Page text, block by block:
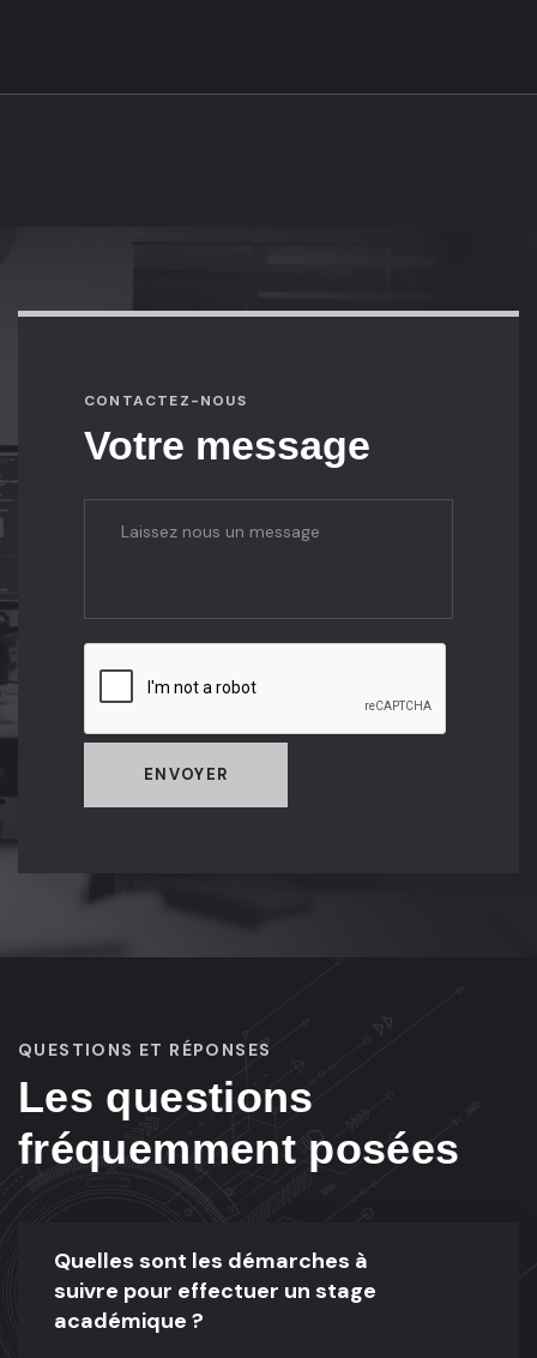
QUESTIONS ET RÉPONSES
Les questions
fréquemment posées
Quelles sont les démarches à
suivre pour effectuer un stage
académique ?
CONTACTEZ-NOUS
Votre message
ENVOYER